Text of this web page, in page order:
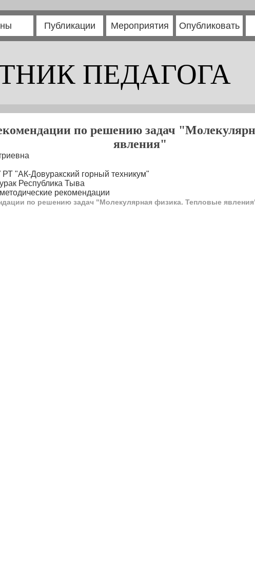
Публикации Мероприятия Опубликовать
ПЕДАГОГА
по решению задач
явления"
"АК-Довуракский горный техникум"
Республика Тыва
рекомендации
по решению задач "Молекулярная физика. Тепловые